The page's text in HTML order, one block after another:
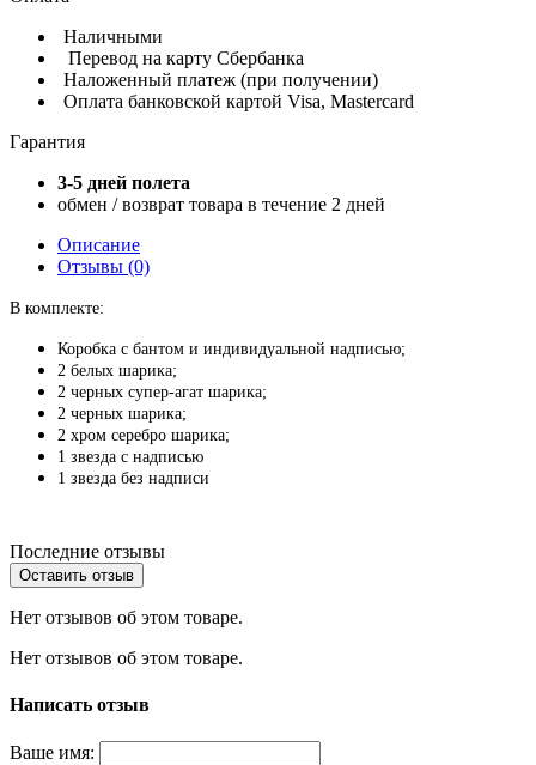
Наличными
Перевод на карту Сбербанка
Наложенный платеж (при получении)
Оплата банковской картой Visa, Mastercard
Гарантия
3-5 дней полета
обмен / возврат товара в течение 2 дней
Описание
Отзывы (0)
В комплекте:
Коробка с бантом и индивидуальной надписью;
2 белых шарика;
2 черных супер-агат шарика;
2 черных шарика;
2 хром серебро шарика;
1 звезда с надписью
1 звезда без надписи
Последние отзывы
Оставить отзыв
Нет отзывов об этом товаре.
Нет отзывов об этом товаре.
Написать отзыв
Ваше имя: